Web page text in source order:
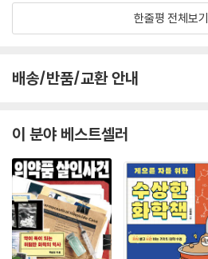
한줄평 전체보기
배송/반품/교환 안내
이 분야 베스트셀러